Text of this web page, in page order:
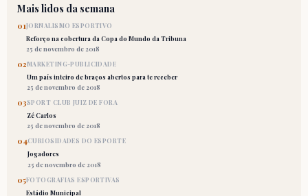
Mais lidos da semana
01JORNALISMO ESPORTIVO
Reforço na cobertura da Copa do Mundo da Tribuna
25 de novembro de 2018
02MARKETING-PUBLICIDADE
Um país inteiro de braços abertos para te receber
25 de novembro de 2018
03SPORT CLUB JUIZ DE FORA
Zé Carlos
25 de novembro de 2018
04CURIOSIDADES DO ESPORTE
Jogadores
25 de novembro de 2018
05FOTOGRAFIAS ESPORTIVAS
Estádio Municipal